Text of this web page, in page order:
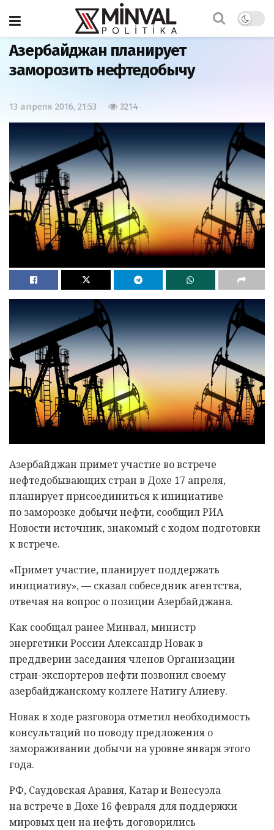
Главная Азербайджан
Азербайджан планирует
заморозить нефтедобычу
13 апреля 2016, 21:53 3214
Азербайджан примет участие во встрече
нефтедобывающих стран в Дохе 17 апреля,
планирует присоединиться к инициативе
по заморозке добычи нефти, сообщил РИА
Новости источник, знакомый с ходом подготовки
к встрече.
«Примет участие, планирует поддержать
инициативу», — сказал собеседник агентства,
отвечая на вопрос о позиции Азербайджана.
Как сообщал ранее Минвал, министр
энергетики России Александр Новак в
преддверии заседания членов Организации
стран-экспортеров нефти позвонил своему
азербайджанскому коллеге Натигу Алиеву.
Новак в ходе разговора отметил необходимость
консультаций по поводу предложения о
замораживании добычи на уровне января этого
года.
РФ, Саудовская Аравия, Катар и Венесуэла
на встрече в Дохе 16 февраля для поддержки
мировых цен на нефть договорились